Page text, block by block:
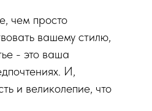
чем просто
вашему стилю,
- это ваша
И,
и великолепие, что